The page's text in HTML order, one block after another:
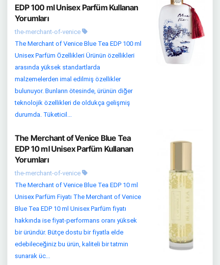
EDP 100 ml Unisex Parfüm Kullanan
Yorumları
the-merchant-of-venice
The Merchant of Venice Blue Tea EDP 100 ml
Unisex Parfüm Özellikleri Ürünün özellikleri
arasında yüksek standartlarda
malzemelerden imal edilmiş özellikler
bulunuyor. Bunların ötesinde, ürünün diğer
teknolojik özellikleri de oldukça gelişmiş
durumda. Tüketicil...
The Merchant of Venice Blue Tea
EDP 10 ml Unisex Parfüm Kullanan
Yorumları
the-merchant-of-venice
The Merchant of Venice Blue Tea EDP 10 ml
Unisex Parfüm Fiyatı The Merchant of Venice
Blue Tea EDP 10 ml Unisex Parfüm fiyatı
hakkında ise fiyat-performans oranı yüksek
bir üründür. Bütçe dostu bir fiyatla elde
edebileceğiniz bu ürün, kaliteli bir tatmin
sunarak üc...